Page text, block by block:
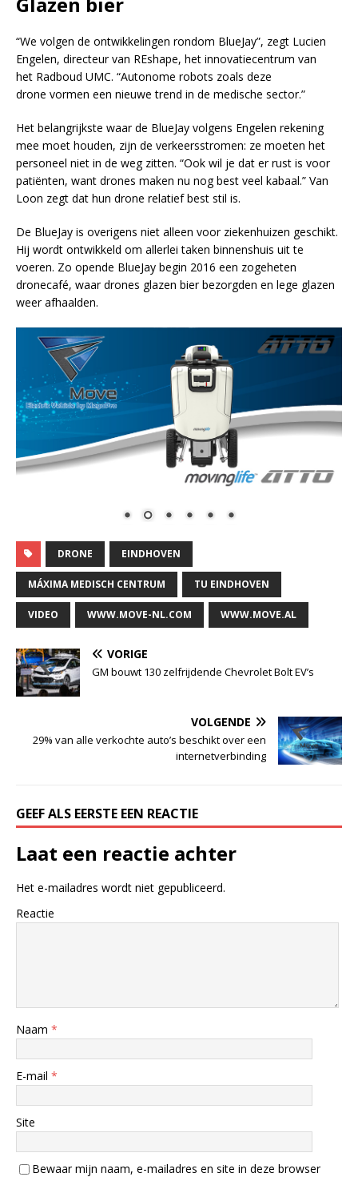
“We volgen de ontwikkelingen rondom BlueJay”, zegt Lucien
Engelen, directeur van REshape, het innovatiecentrum van
het Radboud UMC. “Autonome robots zoals deze
drone vormen een nieuwe trend in de medische sector.”
Het belangrijkste waar de BlueJay volgens Engelen rekening
mee moet houden, zijn de verkeersstromen: ze moeten het
personeel niet in de weg zitten. “Ook wil je dat er rust is voor
patiënten, want drones maken nu nog best veel kabaal.” Van
Loon zegt dat hun drone relatief best stil is.
De BlueJay is overigens niet alleen voor ziekenhuizen geschikt.
Hij wordt ontwikkeld om allerlei taken binnenshuis uit te
voeren. Zo opende BlueJay begin 2016 een zogeheten
dronecafé, waar drones glazen bier bezorgden en lege glazen
weer afhaalden.
DRONE EINDHOVEN
MÁXIMA MEDISCH CENTRUM TU EINDHOVEN
VIDEO WWW.MOVE-NL.COM WWW.MOVE.AL
VORIGE
GM bouwt 130 zelfrijdende Chevrolet Bolt EV’s
VOLGENDE
29% van alle verkochte auto’s beschikt over een
internetverbinding
GEEF ALS EERSTE EEN REACTIE
Laat een reactie achter
Het e-mailadres wordt niet gepubliceerd.
Reactie
Naam *
E-mail *
Site
Bewaar mijn naam, e-mailadres en site in deze browser